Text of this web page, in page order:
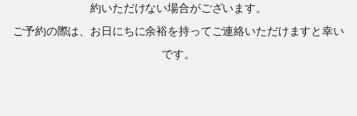
約いただけない場合がございます。
ご予約の際は、お日にちに余裕を持ってご連絡いただけますと幸い
です。